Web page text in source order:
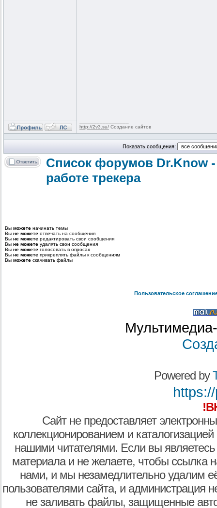
http://2v3.su/ Создание сайтов
Показать сообщения:
Список форумов Dr.Know
работе трекера
Вы можете начинать темы
Вы не можете отвечать на сообщения
Вы не можете редактировать свои сообщения
Вы не можете удалять свои сообщения
Вы не можете голосовать в опросах
Вы не можете прикреплять файлы к сообщениям
Вы можете скачивать файлы
Пользовательское
Powered by
Сайт не предоставляет
коллекционированием и
нашими читателями. Если вы являетесь
материала и не желаете, чтобы ссылка
нами, и мы незамедлительно удалим
пользователями сайта, и администрация
не заливать файлы, защищенные